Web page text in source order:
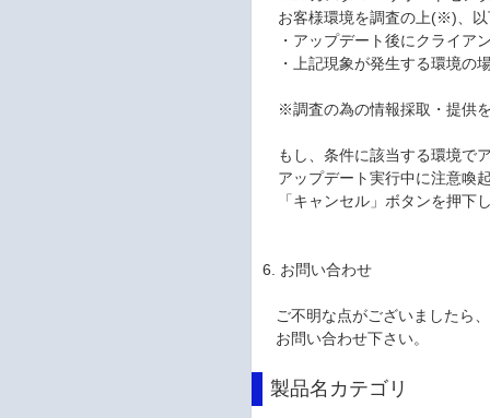
お客様環境を調査の上(※)、以
・アップデート後にクライア
・上記現象が発生する環境の
※調査の為の情報採取・提供
もし、条件に該当する環境で
アップデート実行中に注意喚
「キャンセル」ボタンを押下
6. お問い合わせ
ご不明な点がございましたら
お問い合わせ下さい。
製品名カテゴリ